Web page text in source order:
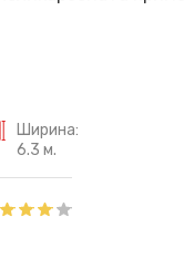
Ширина:
6.3 м.